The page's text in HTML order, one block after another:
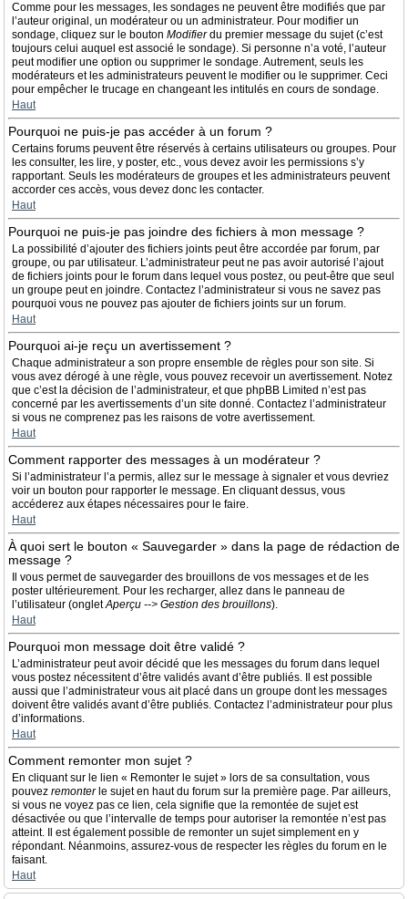
Comme pour les messages, les sondages ne peuvent être modifiés que par
l’auteur original, un modérateur ou un administrateur. Pour modifier un
sondage, cliquez sur le bouton Modifierdu premier message du sujet (c’est
toujours celui auquel est associé le sondage). Si personne n’a voté, l’auteur
peut modifier une option ou supprimer le sondage. Autrement, seuls les
modérateurs et les administrateurs peuvent le modifier ou le supprimer. Ceci
pour empêcher le trucage en changeant les intitulés en cours de sondage.
Haut
Pourquoi ne puis-je pas accéder à un forum ?
Certains forums peuvent être réservés à certains utilisateurs ou groupes. Pour
les consulter, les lire, y poster, etc., vous devez avoir les permissions s’y
rapportant. Seuls les modérateurs de groupes et les administrateurs peuvent
accorder ces accès, vous devez donc les contacter.
Haut
Pourquoi ne puis-je pas joindre des fichiers à mon message ?
La possibilité d’ajouter des fichiers joints peut être accordée par forum, par
groupe, ou par utilisateur. L’administrateur peut ne pas avoir autorisé l’ajout
de fichiers joints pour le forum dans lequel vous postez, ou peut-être que seul
un groupe peut en joindre. Contactez l’administrateur si vous ne savez pas
pourquoi vous ne pouvez pas ajouter de fichiers joints sur un forum.
Haut
Pourquoi ai-je reçu un avertissement ?
Chaque administrateur a son propre ensemble de règles pour son site. Si
vous avez dérogé à une règle, vous pouvez recevoir un avertissement. Notez
que c’est la décision de l’administrateur, et que phpBB Limited n’est pas
concerné par les avertissements d’un site donné. Contactez l’administrateur
si vous ne comprenez pas les raisons de votre avertissement.
Haut
Comment rapporter des messages à un modérateur ?
Si l’administrateur l’a permis, allez sur le message à signaler et vous devriez
voir un bouton pour rapporter le message. En cliquant dessus, vous
accéderez aux étapes nécessaires pour le faire.
Haut
À quoi sert le bouton « Sauvegarder » dans la page de rédaction de
message ?
Il vous permet de sauvegarder des brouillons de vos messages et de les
poster ultérieurement. Pour les recharger, allez dans le panneau de
l’utilisateur (ongletAperçu --> Gestion des brouillons).
Haut
Pourquoi mon message doit être validé ?
L’administrateur peut avoir décidé que les messages du forum dans lequel
vous postez nécessitent d’être validés avant d’être publiés. Il est possible
aussi que l’administrateur vous ait placé dans un groupe dont les messages
doivent être validés avant d’être publiés. Contactez l’administrateur pour plus
d’informations.
Haut
Comment remonter mon sujet ?
En cliquant sur le lien « Remonter le sujet » lors de sa consultation, vous
pouvez remonterle sujet en haut du forum sur la première page. Par ailleurs,
si vous ne voyez pas ce lien, cela signifie que la remontée de sujet est
désactivée ou que l’intervalle de temps pour autoriser la remontée n’est pas
atteint. Il est également possible de remonter un sujet simplement en y
répondant. Néanmoins, assurez-vous de respecter les règles du forum en le
faisant.
Haut